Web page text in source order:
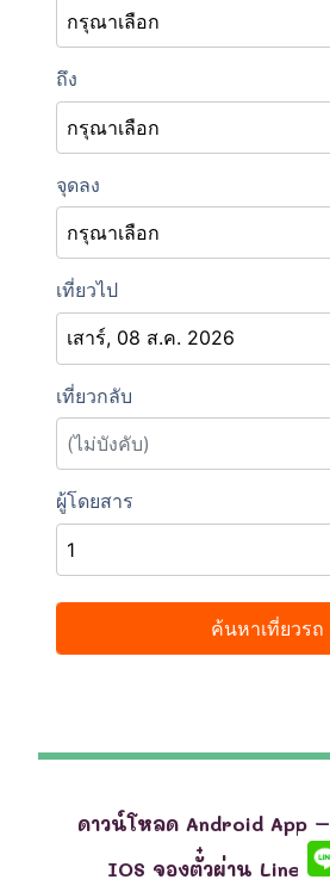
ดาวน์โหลด Android App –
IOS จองตั๋วผ่าน Line